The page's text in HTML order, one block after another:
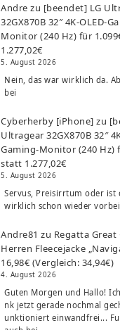
Andre zu [beendet] LG
32GX870B 32″ 4K-OLED-
Monitor (240 Hz) für
1.277,02€
5. August 2026
Nein, das war wirklich da.
bei
Cyberherby [iPhone] zu
Ultragear 32GX870B 32″
Gaming-Monitor (240 Hz)
statt 1.277,02€
5. August 2026
Servus, Preisirrtum oder ist
wirklich schon wieder
Andre81 zu Regatta
Herren Fleecejacke
16,98€ (Vergleich: 34,94€)
4. August 2026
Guten Morgen und Hallo!
nk jetzt gerade nochmal
unktioniert einwandfrei...